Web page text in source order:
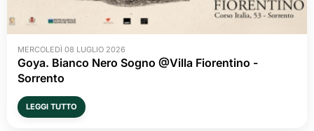
MERCOLEDÌ 08 LUGLIO 2026
Goya. Bianco Nero Sogno @Villa Fiorentino -
Sorrento
LEGGI TUTTO